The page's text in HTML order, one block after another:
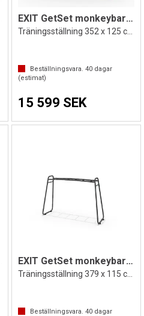
EXIT GetSet monkeybar MB220
Träningsställning 352 x 125 cm Utrustad
Beställningsvara. 40dagar
(estimat)
15 599 SEK
EXIT GetSet monkeybar MB300
Träningsställning 379 x 115 cm
Beställningsvara. 40dagar